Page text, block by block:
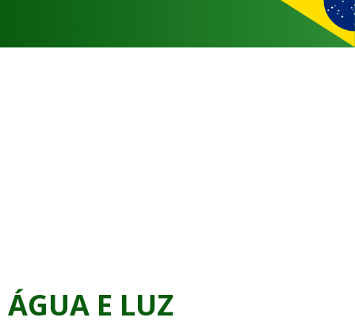
ÁGUA E LUZ